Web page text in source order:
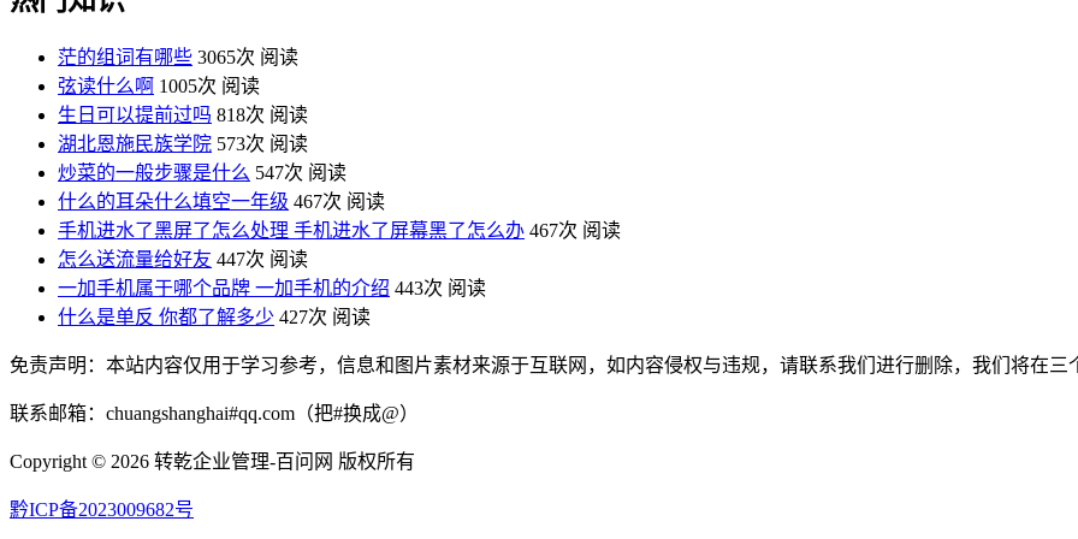
茫的组词有哪些 3065次 阅读
弦读什么啊 1005次 阅读
生日可以提前过吗 818次 阅读
湖北恩施民族学院 573次 阅读
炒菜的一般步骤是什么 547次 阅读
什么的耳朵什么填空一年级 467次 阅读
手机进水了黑屏了怎么处理 手机进水了屏幕黑了怎么办 467次 阅读
怎么送流量给好友 447次 阅读
一加手机属于哪个品牌 一加手机的介绍 443次 阅读
什么是单反 你都了解多少 427次 阅读
免责声明：本站内容仅用于学习参考，信息和图片素材来源于互联网，如内容侵权与违规，请联系我们进行删除，我们将在三
联系邮箱：chuangshanghai#qq.com（把#换成@）
Copyright © 2026 转乾企业管理-百问网 版权所有
黔ICP备2023009682号